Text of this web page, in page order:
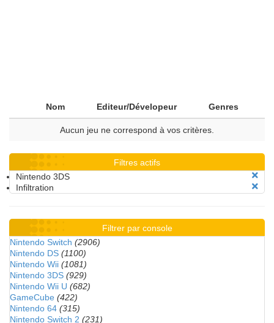
Nom Editeur/Dévelopeur Genres
Aucun jeu ne correspond à vos critères.
Filtres actifs
Nintendo 3DS
Infiltration
Filtrer par console
Nintendo Switch (2906)
Nintendo DS (1100)
Nintendo Wii (1081)
Nintendo 3DS (929)
Nintendo Wii U (682)
GameCube (422)
Nintendo 64 (315)
Nintendo Switch 2 (231)